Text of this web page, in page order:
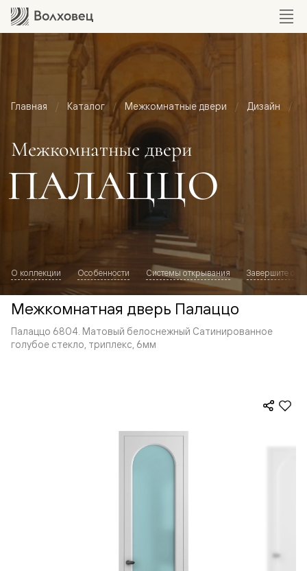
Главная Каталог Межкомнатные двери Дизайн
Межкомнатные двери
ПАЛАЦЦО
О коллекции Особенности Системы открывания Завершите
Межкомнатная дверь Палаццо
Палаццо 6804. Матовый белоснежный Сатинированное
голубое стекло, триплекс, 6мм